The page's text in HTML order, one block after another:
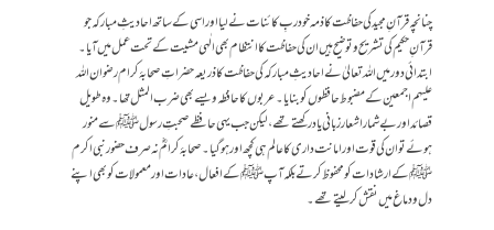
چنانچہ قرآنِ مجید کی حفاظت کا ذمہ خود ربِ کائنات نے لیا اور اسی کے ساتھ احادیثِ مبارکہ جو
قرآنِ حکیم کی تشریح و توضیح ہیں ان کی حفاظت کا انتظام بھی الٰہی مشیت کے تحت عمل میں آیا۔
ابتدائی دور میں اللہ تعالیٰ نے احادیثِ مبارکہ کی حفاظت کا ذریعہ حضراتِ صحابۂ کرام رضوان اللہ
علیہم اجمعین کے مضبوط حافظوں کو بنایا۔ عربوں کا حافظہ ویسے بھی ضرب المثل تھا۔ وہ طویل
قصائد اور بے شمار اشعار زبانی یاد رکھتے تھے، لیکن جب یہی حافظے صحبتِ رسول ﷺ سے منور
ہوئے تو ان کی قوت اور امانت داری کا عالم ہی کچھ اور ہوگیا۔ صحابۂ کرامؓ نہ صرف حضور نبی اکرم
ﷺ کے ارشادات کو محفوظ کرتے بلکہ آپ ﷺ کے افعال، عادات اور معمولات کو بھی اپنے
دل و دماغ میں نقش کر لیتے تھے۔